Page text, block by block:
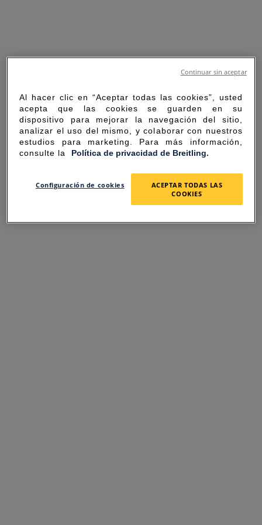
SORRY FOR THE
INCONVENIENCE
Al hacer clic en “Aceptar todas las cookies”, usted
acepta que las cookies se guarden en su
dispositivo para mejorar la navegación del sitio,
analizar el uso del mismo, y colaborar con nuestros
estudios para marketing. Para más información,
consulte la Política de privacidad de Breitling.
Configuración de cookies
ACEPTAR TODAS LAS
COOKIES
Continuar sin aceptar